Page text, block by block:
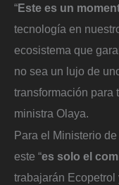
“Este es un
tecnología en
ecosistema que
no sea un lujo de
transformación para
ministra Olaya.
Para el Ministerio
este “es solo el
trabajarán